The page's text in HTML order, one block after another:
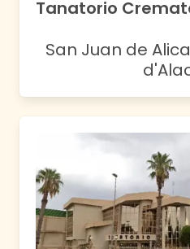
Tanatorio
San Juan de